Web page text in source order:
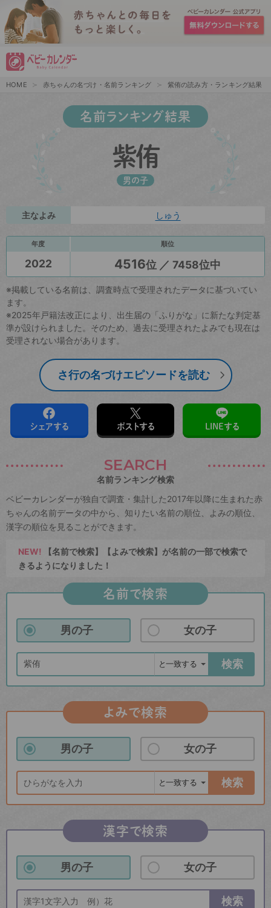
HOME 赤ちゃんの名づけ・名前ランキング 紫侑の読み方・ランキング結果
名前ランキング結果
紫侑
男の子
主なよみ しゅう
年度 順位
2022 4516位 ／ 7458位中
※掲載している名前は、調査時点で受理されたデータに基づいてい
ます。
※2025年戸籍法改正により、出生届の「ふりがな」に新たな判定基
準が設けられました。そのため、過去に受理されたよみでも現在は
受理されない場合があります。
さ行の名づけエピソードを読む
シェアする ポストする LINEする
SEARCH
名前ランキング検索
ベビーカレンダーが独自で調査・集計した2017年以降に生まれた赤
ちゃんの名前データの中から、知りたい名前の順位、よみの順位、
漢字の順位を見ることができます。
NEW! 【名前で検索】【よみで検索】が名前の一部で検索で
きるようになりました！
名前で検索
男の子 女の子
検索
よみで検索
男の子 女の子
検索
漢字で検索
男の子 女の子
検索